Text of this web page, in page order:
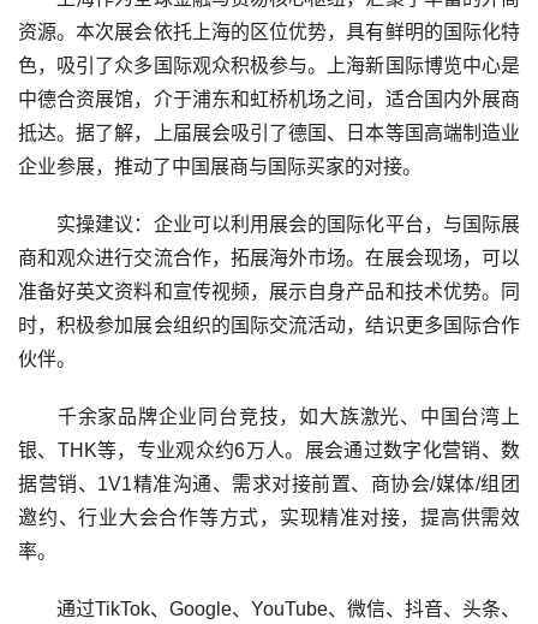
资源。本次展会依托上海的区位优势，具有鲜明的国际化特
色，吸引了众多国际观众积极参与。上海新国际博览中心是
中德合资展馆，介于浦东和虹桥机场之间，适合国内外展商
抵达。据了解，上届展会吸引了德国、日本等国高端制造业
企业参展，推动了中国展商与国际买家的对接。
实操建议：企业可以利用展会的国际化平台，与国际展
商和观众进行交流合作，拓展海外市场。在展会现场，可以
准备好英文资料和宣传视频，展示自身产品和技术优势。同
时，积极参加展会组织的国际交流活动，结识更多国际合作
伙伴。
千余家品牌企业同台竞技，如大族激光、中国台湾上
银、THK等，专业观众约6万人。展会通过数字化营销、数
据营销、1V1精准沟通、需求对接前置、商协会/媒体/组团
邀约、行业大会合作等方式，实现精准对接，提高供需效
率。
通过TikTok、Google、YouTube、微信、抖音、头条、